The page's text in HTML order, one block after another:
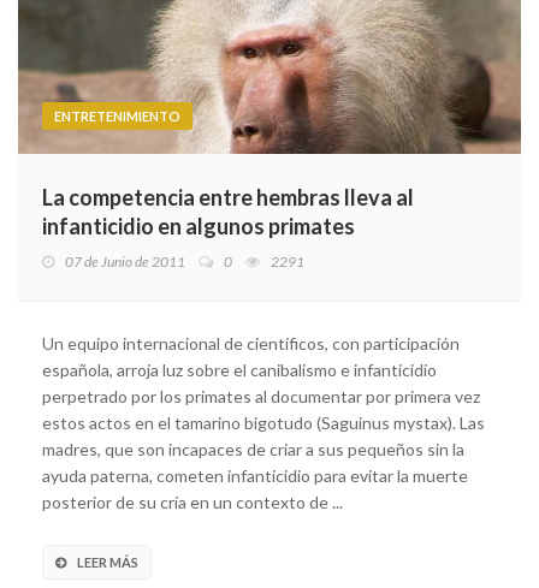
ENTRETENIMIENTO
La competencia entre hembras lleva al
infanticidio en algunos primates
07 de Junio de 2011 0 2291
Un equipo internacional de científicos, con participación
española, arroja luz sobre el canibalismo e infanticidio
perpetrado por los primates al documentar por primera vez
estos actos en el tamarino bigotudo (Saguinus mystax). Las
madres, que son incapaces de criar a sus pequeños sin la
ayuda paterna, cometen infanticidio para evitar la muerte
posterior de su cría en un contexto de ...
LEER MÁS